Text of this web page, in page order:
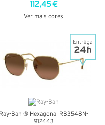
112,45 €
Ver mais cores
Ray-Ban ® Hexagonal RB3548N-
912443